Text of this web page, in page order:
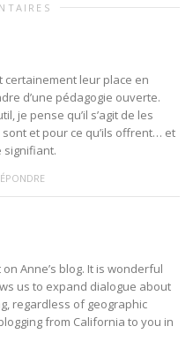
certainement leur place en
d’une pédagogie ouverte.
je pense qu’il s’agit de les
sont et pour ce qu’ils offrent… et
signifiant.
Anne’s blog. It is wonderful
us to expand dialogue about
regardless of geographic
from California to you in